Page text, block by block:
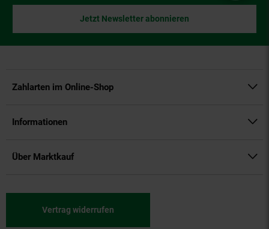
Jetzt Newsletter abonnieren
Zahlarten im Online-Shop
Informationen
Über Marktkauf
Vertrag widerrufen